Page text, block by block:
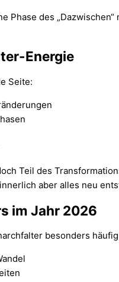
Phase des
Energie
Seite:
Teil des
aber alles neu
im Jahr 2026
besonders